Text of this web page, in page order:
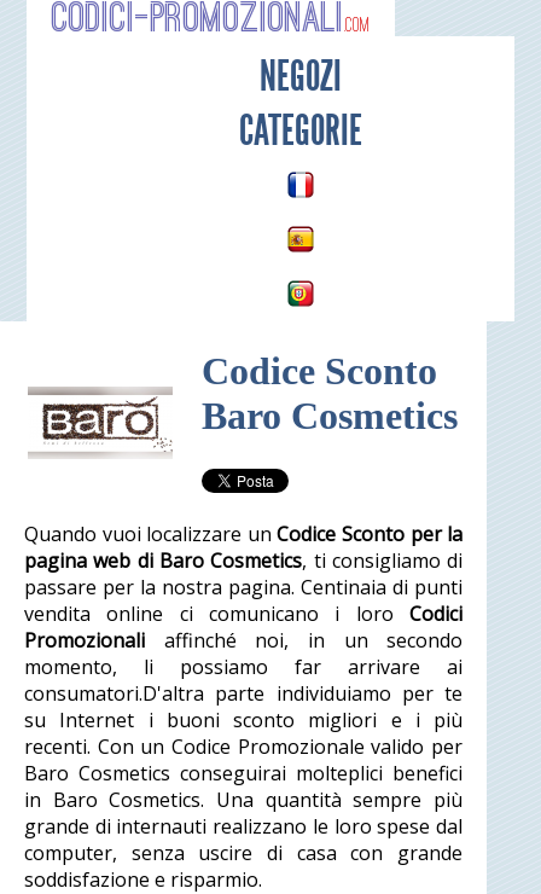
Codici-
NEGOZI
CATEGORIE
Codice Sconto
Baro Cosmetics
Quando vuoi localizzare unCodice Sconto per la
pagina web di Baro Cosmetics, ti consigliamo di
passare per la nostra pagina. Centinaia di punti
vendita online ci comunicano i loroCodici
Promozionali affinché noi, in un secondo
momento, li possiamo far arrivare ai
consumatori.D'altra parte individuiamo per te
su Internet i buoni sconto migliori e i più
recenti. Con un Codice Promozionale valido per
Baro Cosmetics conseguirai molteplici benefici
in Baro Cosmetics. Una quantità sempre più
grande di internauti realizzano le loro spese dal
computer, senza uscire di casa con grande
soddisfazione e risparmio.